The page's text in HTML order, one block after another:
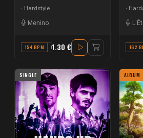
Hardstyle
Menino
154 BPM C# MAJOR
1.30 € 162
SINGLE ALBUM